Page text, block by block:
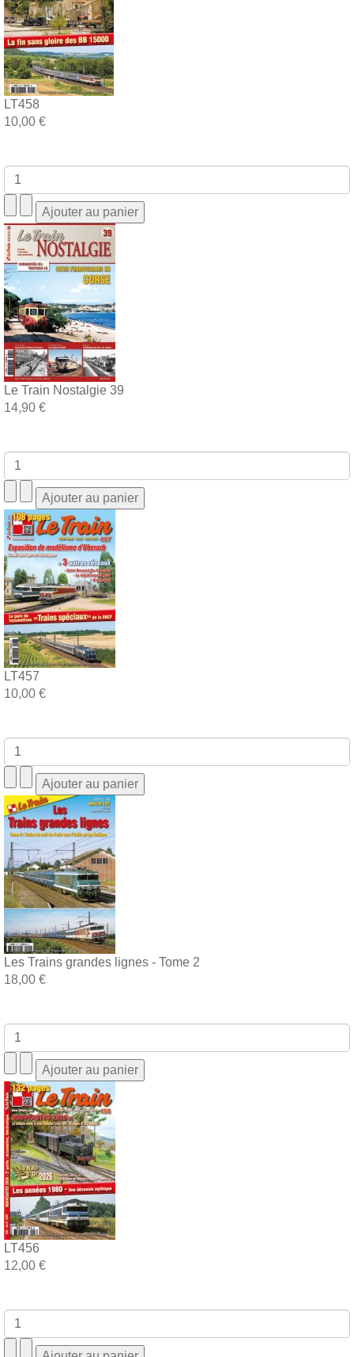
LT458
10,00 €
Le Train Nostalgie 39
14,90 €
LT457
10,00 €
Les Trains grandes lignes - Tome 2
18,00 €
LT456
12,00 €